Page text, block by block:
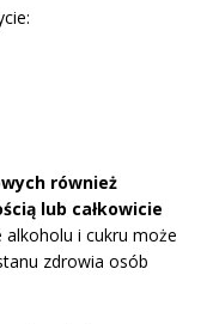
również
lub całkowicie
alkoholu i cukru może
zdrowia osób